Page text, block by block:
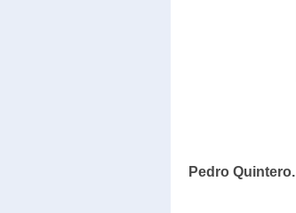
Pedro Quintero.